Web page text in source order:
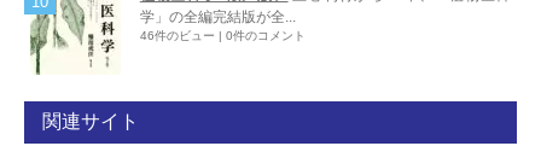
学」の全編完結版が全...
46件のビュー | 0件のコメント
関連サイト